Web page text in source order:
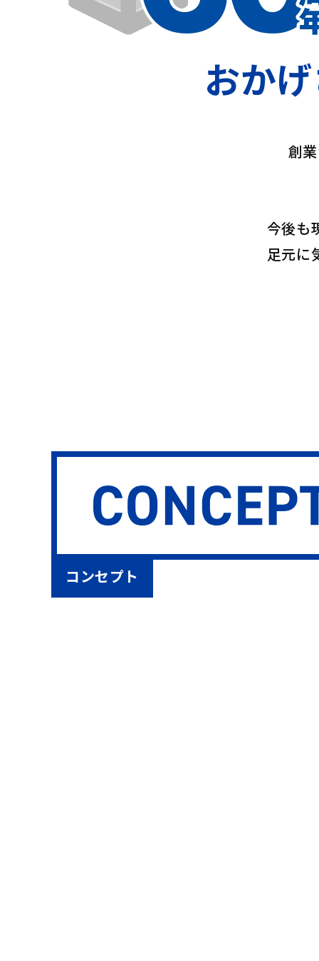
おか
創
今後も
足元に
コンセプト